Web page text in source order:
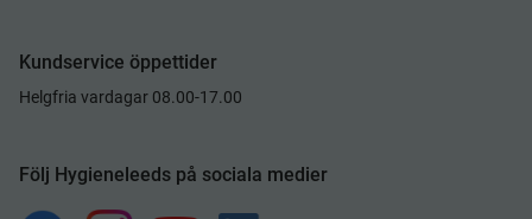
Kundservice öppettider
Helgfria vardagar 08.00-17.00
Följ Hygieneleeds på sociala medier